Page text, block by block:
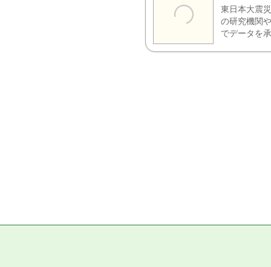
東日本大震
の研究機関
でデータを